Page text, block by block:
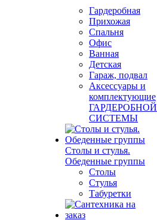
Гардеробная
Прихожая
Спальня
Офис
Ванная
Детская
Гараж, подвал
Аксессуары и
комплектующие
ГАРДЕРОБНОЙ
СИСТЕМЫ
Столы и стулья.
Обеденные группы
Столы
Стулья
Табуретки